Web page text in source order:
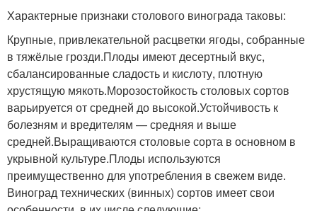
Характерные признаки столового винограда таковы:
Крупные, привлекательной расцветки ягоды, собранные
в тяжёлые грозди.Плоды имеют десертный вкус,
сбалансированные сладость и кислоту, плотную
хрустящую мякоть.Морозостойкость столовых сортов
варьируется от средней до высокой.Устойчивость к
болезням и вредителям — средняя и выше
средней.Выращиваются столовые сорта в основном в
укрывной культуре.Плоды используются
преимущественно для употребления в свежем виде.
Виноград технических (винных) сортов имеет свои